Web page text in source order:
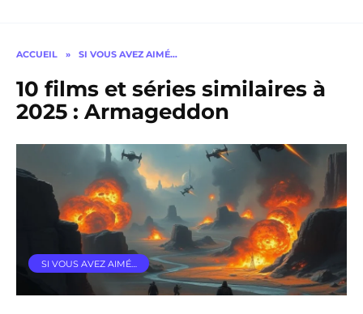
ACCUEIL » SI VOUS AVEZ AIMÉ…
10 films et séries similaires à
2025 : Armageddon
SI VOUS AVEZ AIMÉ…